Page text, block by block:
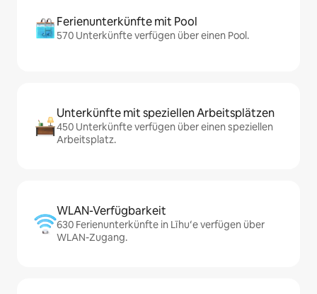
Ferienunterkünfte mit Pool
570 Unterkünfte verfügen über einen Pool.
Unterkünfte mit speziellen Arbeitsplätzen
450 Unterkünfte verfügen über einen speziellen
Arbeitsplatz.
WLAN-Verfügbarkeit
630 Ferienunterkünfte in Līhuʻe verfügen über
WLAN-Zugang.